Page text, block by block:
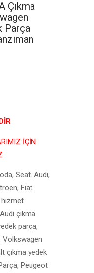
Çıkma
Parça
İÇİN
Seat, Audi,
Fiat
hizmet
çıkma
parça,
Volkswagen
çıkma yedek
Peugeot